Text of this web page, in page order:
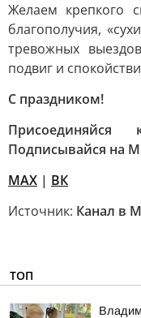
Желаем крепкого
благополучия,
тревожных
подвиг и
С праздником!
Подписывайся на
MAX | ВК
Источник: Канал в
ТОП